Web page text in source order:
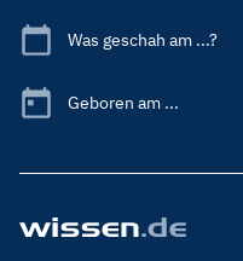
Was geschah am ...?
Geboren am ...